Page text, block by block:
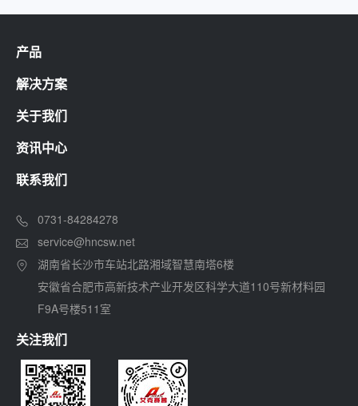
产品
解决方案
关于我们
资讯中心
联系我们
0731-84284278
service@hncsw.net
湖南省长沙市车站北路湘域智慧南塔6楼
安徽省合肥市高新技术产业开发区科学大道110号新材料园
F9A号楼511室
关注我们